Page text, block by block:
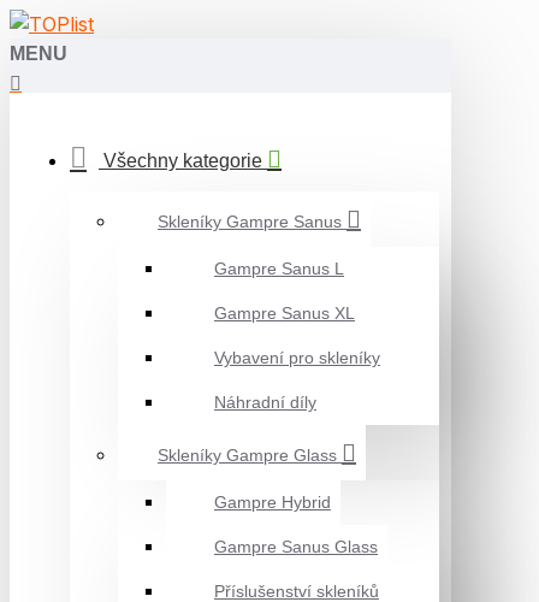
MENU
Všechny kategorie
Skleníky Gampre Sanus
Gampre Sanus L
Gampre Sanus XL
Vybavení pro skleníky
Náhradní díly
Skleníky Gampre Glass
Gampre Hybrid
Gampre Sanus Glass
Příslušenství skleníků